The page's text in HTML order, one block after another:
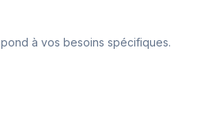
à vos besoins spécifiques.